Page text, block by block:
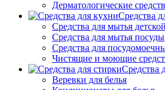
Дерматологические
Средства
Средства для мытья
Средства для мытья посуды
Средства для
Чистящие и моющие
Средства
Веревки для белья